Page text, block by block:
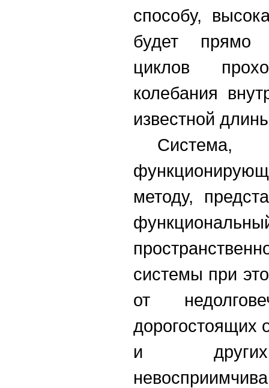
способу,
будет прямо
циклов
колебания
известной
методу,
системы при
от
дорогостоящих
и других